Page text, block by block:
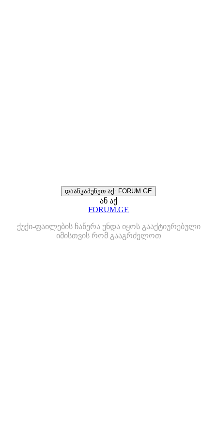
დააწკაპუნეთ აქ: FORUM.GE
ან აქ
FORUM.GE
ქუქი-ფაილების ჩაწერა უნდა იყოს გააქტიურებული
იმისთვის რომ გააგრძელოთ